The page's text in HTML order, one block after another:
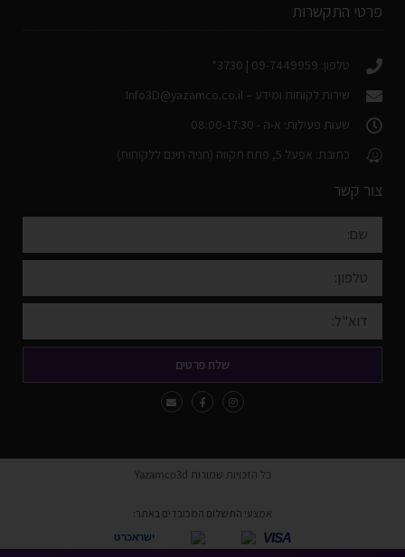
פרטי התקשרות
טלפון: 09-7449959 | 3730*
שירות לקוחות ומידע – Info3D@yazamco.co.il
שעות פעילות: א-ה - 08:00-17:30
כתובת: אפעל 5, פתח תקווה (חניה חינם ללקוחות)
צור קשר
שלח פרטים
כל הזכויות שמורות Yazamco3d
אמצעי התשלום המכובדים באתר:
VISA
ישראכרט